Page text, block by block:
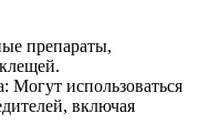
препараты,
Могут использоваться
включая